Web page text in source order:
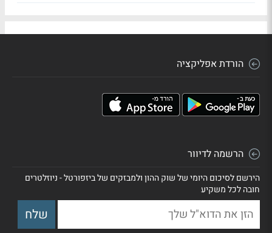
הורדת אפליקציה
הרשמה לדיוור
הירשם לסיכום היומי של שוק ההון ולמבזקים של ביזפורטל - ניוזלטרים
חובה לכל משקיע